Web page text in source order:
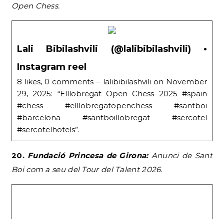
Open Chess.
Lali Bibilashvili (@lalibibilashvili) •
Instagram reel
8 likes, 0 comments – lalibibilashvili on November
29, 2025: “Elllobregat Open Chess 2025 #spain
#chess #elllobregatopenchess #santboi
#barcelona #santboillobregat #sercotel
#sercotelhotels”.
20. Fundació Princesa de Girona:Anunci de Sant
Boi com a seu del Tour del Talent 2026.